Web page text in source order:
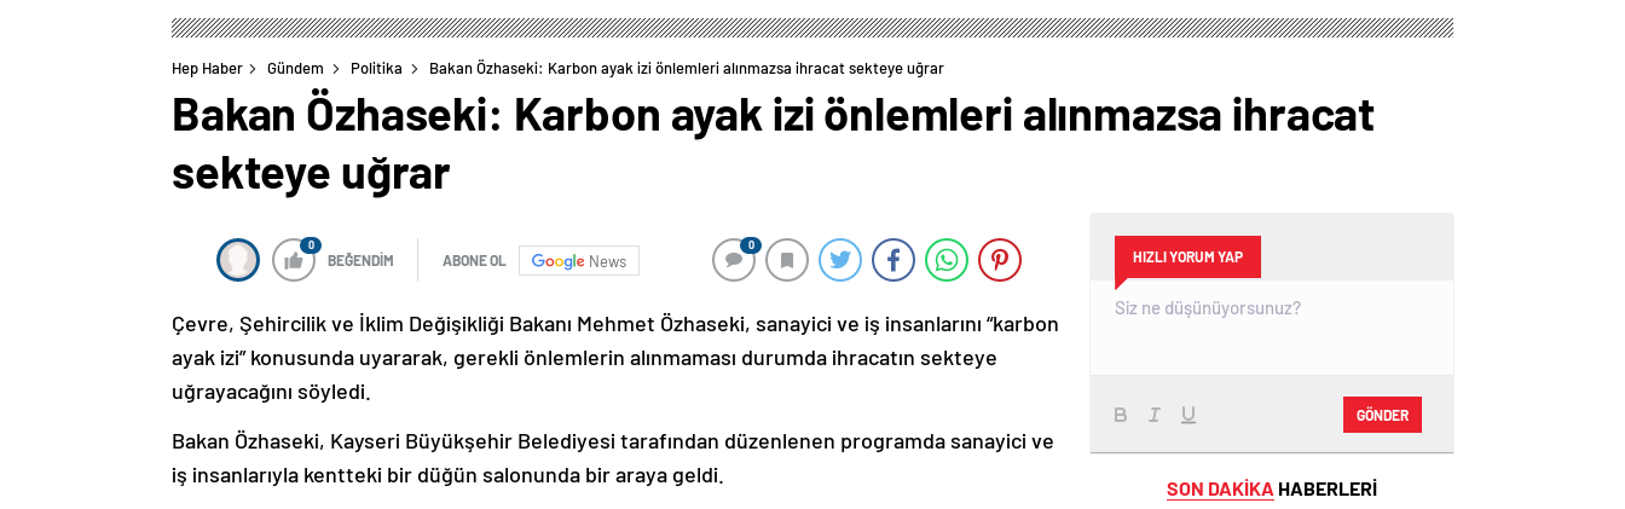
Hep Haber Gündem Politika Bakan Özhaseki: Karbon ayak izi önlemleri alınmazsa ihracat sekteye uğrar
Bakan Özhaseki: Karbon ayak izi önlemleri alınmazsa ihracat
sekteye uğrar
0
BEĞENDİM ABONE OL News
0
Çevre, Şehircilik ve İklim Değişikliği Bakanı Mehmet Özhaseki, sanayici ve iş insanlarını “karbon
ayak izi” konusunda uyararak, gerekli önlemlerin alınmaması durumda ihracatın sekteye
uğrayacağını söyledi.
Bakan Özhaseki, Kayseri Büyükşehir Belediyesi tarafından düzenlenen programda sanayici ve
iş insanlarıyla kentteki bir düğün salonunda bir araya geldi.
HIZLI YORUM YAP
GÖNDER
SON DAKİKA HABERLERİ